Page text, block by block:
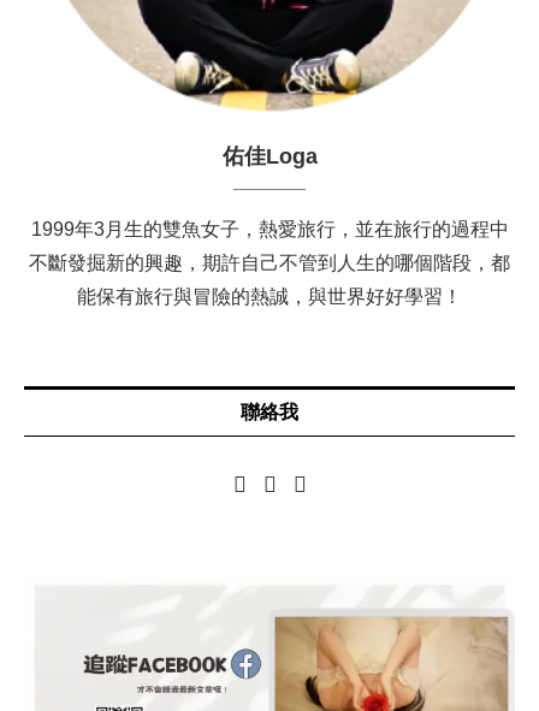
佑佳Loga
1999年3月生的雙魚女子，熱愛旅行，並在旅行的過程中
不斷發掘新的興趣，期許自己不管到人生的哪個階段，都
能保有旅行與冒險的熱誠，與世界好好學習！
聯絡我